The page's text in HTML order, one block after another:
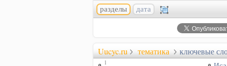
разделы дата
Uucyc.ru тематика ключевые
1